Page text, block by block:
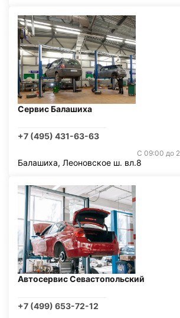
Сервис Балашиха
+7 (495) 431-63-63
С 09:00 до
Балашиха, Леоновское ш. вл.8
Автосервис Севастопольский
+7 (499) 653-72-12